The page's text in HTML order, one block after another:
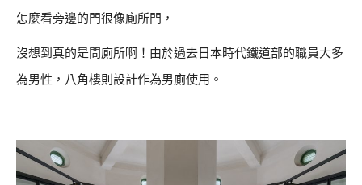
怎麼看旁邊的門很像廁所門，
沒想到真的是間廁所啊！由於過去日本時代鐵道部的職員大多
為男性，八角樓則設計作為男廁使用。